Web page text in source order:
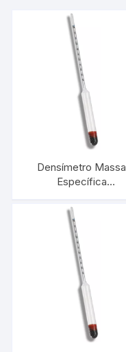
Densímetro Massa
Específica
INCOTERM 5579